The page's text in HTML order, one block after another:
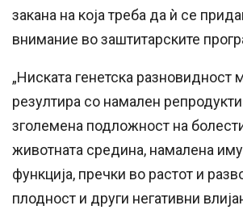
закана на која треба да ѝ се
внимание во заштитарските
„Ниската генетска разновидност
резултира со намален
зголемена подложност на
животната средина, намалена
функција, пречки во растот и
плодност и други негативни